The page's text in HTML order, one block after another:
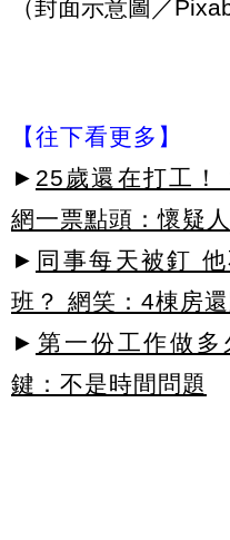
（封面示意圖／
【往下看更多】
► 25歲還在打工！
網一票點頭：懷疑
► 同事每天被釘
班？ 網笑：4棟房
► 第一份工作做
鍵：不是時間問題